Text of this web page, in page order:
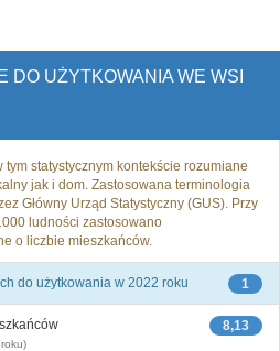
DO UŻYTKOWANIA WE WSI
tym statystycznym kontekście rozumiane
jak i dom. Zastosowana terminologia
Główny Urząd Statystyczny (GUS). Przy
ludności zastosowano
o liczbie mieszkańców.
1
do użytkowania w 2022 roku
8,13